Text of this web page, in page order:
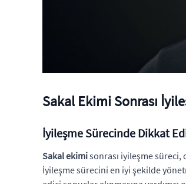
Sakal Ekimi Sonrası
İyileşme Sürecinde Dikkat
Sakal ekimisonrası iyileşme
İyileşme sürecini en iyi şekilde